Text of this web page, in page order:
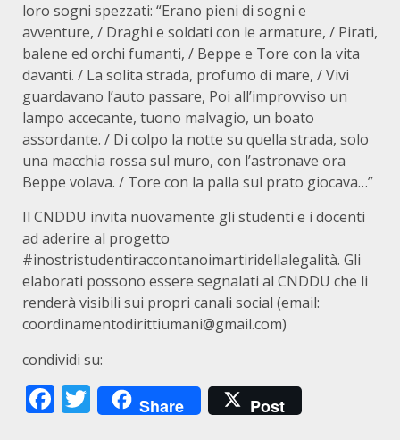
loro sogni spezzati: “Erano pieni di sogni e
avventure, / Draghi e soldati con le armature, / Pirati,
balene ed orchi fumanti, / Beppe e Tore con la vita
davanti. / La solita strada, profumo di mare, / Vivi
guardavano l’auto passare, Poi all’improvviso un
lampo accecante, tuono malvagio, un boato
assordante. / Di colpo la notte su quella strada, solo
una macchia rossa sul muro, con l’astronave ora
Beppe volava. / Tore con la palla sul prato giocava…”
Il CNDDU invita nuovamente gli studenti e i docenti
ad aderire al progetto
#inostristudentiraccontanoimartiridellalegalità. Gli
elaborati possono essere segnalati al CNDDU che li
renderà visibili sui propri canali social (email:
coordinamentodirittiumani@gmail.com)
condividi su:
Facebook
Twitter
Share Post